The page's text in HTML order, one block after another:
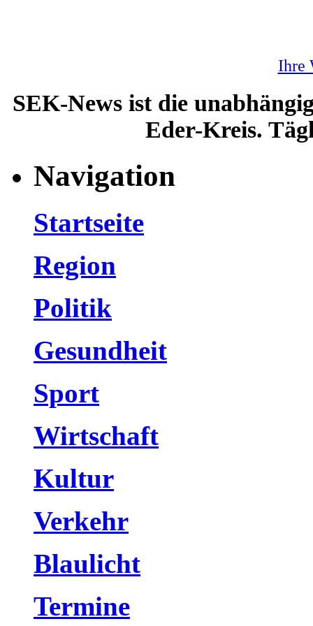
Ihre
SEK-News ist die
Eder-Kreis.
Navigation
Startseite
Region
Politik
Gesundheit
Sport
Wirtschaft
Kultur
Verkehr
Blaulicht
Termine